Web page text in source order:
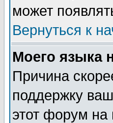
может
Вернуться к
Моего языка
Причина
поддержку
этот форум на